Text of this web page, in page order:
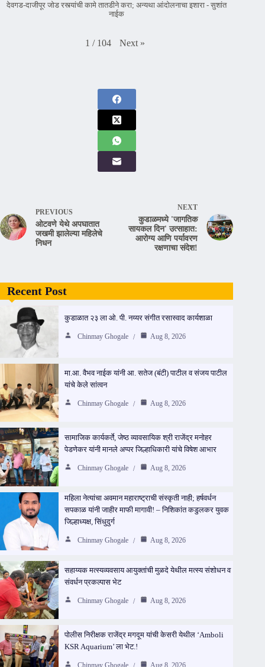
देवगड-दाजीपूर जोड रस्त्यांची कामे तातडीने करा; अन्यथा आंदोलनाचा इशारा - सुशांत
नाईक
1 / 104 Next »
PREVIOUS
ओटवणे येथे अपघातात
जखमी झालेल्या महिलेचे
निधन
NEXT
कुडाळमध्ये 'जागतिक
सायकल दिन' उत्साहात:
आरोग्य आणि पर्यावरण
रक्षणाचा संदेश!
Recent Post
कुडाळात २३ ला ओ. पी. नय्यर संगीत रसास्वाद कार्यशाळा
Chinmay Ghogale Aug 8, 2026
मा.आ. वैभव नाईक यांनी आ. सतेज (बंटी) पाटील व संजय पाटील
यांचे केले सांत्वन
Chinmay Ghogale Aug 8, 2026
सामाजिक कार्यकर्ते, जेष्ठ व्यावसायिक श्री राजेंद्र मनोहर
पेडणेकर यांनी मानले अप्पर जिल्हाधिकारी यांचे विषेश आभार
Chinmay Ghogale Aug 8, 2026
महिला नेत्यांचा अवमान महाराष्ट्राची संस्कृती नाही; हर्षवर्धन
सपकाळ यांनी जाहीर माफी मागावी! – निशिकांत कडुलकर युवक
जिल्हाध्यक्ष, सिंधुदुर्ग
Chinmay Ghogale Aug 8, 2026
सहाय्यक मत्स्यव्यवसाय आयुक्तांची मुळदे येथील मत्स्य संशोधन व
संवर्धन प्रकल्पास भेट
Chinmay Ghogale Aug 8, 2026
पोलीस निरीक्षक राजेंद्र मगदूम यांची केसरी येथील ‘Amboli
KSR Aquarium’ ला भेट.!
Chinmay Ghogale Aug 8, 2026